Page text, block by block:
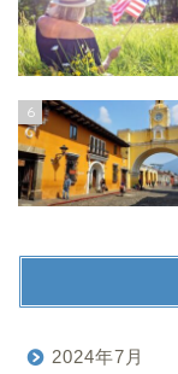
6
2024年7月